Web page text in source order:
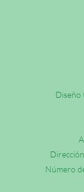
Diseño
Número